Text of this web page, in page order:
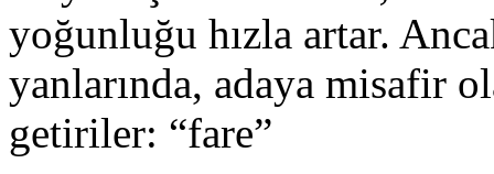
yoğunluğu hızla artar.
yanlarında, adaya misafir
getiriler: “fare”